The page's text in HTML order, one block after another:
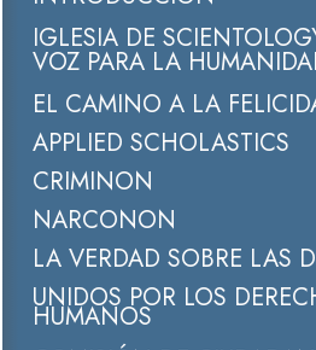
IGLESIA DE
VOZ PARA LA
EL CAMINO A LA
APPLIED SCHOLASTICS
CRIMINON
NARCONON
LA VERDAD SOBRE LAS
UNIDOS POR LOS
HUMANOS